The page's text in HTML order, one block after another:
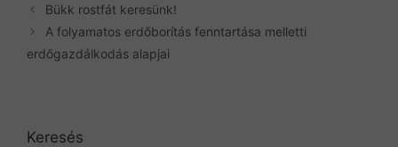
Bükk rostfát keresünk!
A folyamatos erdőborítás fenntartása melletti
erdőgazdálkodás alapjai
Keresés